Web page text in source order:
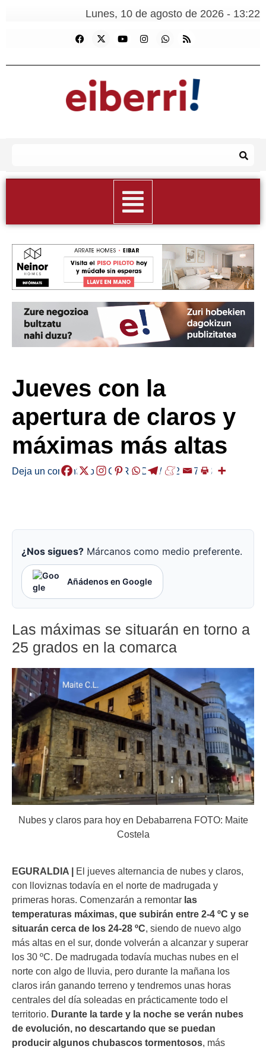
Lunes, 10 de agosto de 2026 - 13:22
Jueves con la
apertura de claros y
máximas más altas
Deja un comentario /EGURALDIA/ 2025-07-03
¿Nos sigues? Márcanos como medio preferente.
Añádenos en Google
Las máximas se situarán en torno a
25 grados en la comarca
Nubes y claros para hoy en Debabarrena FOTO: Maite
Costela
EGURALDIA | El jueves alternancia de nubes y claros,
con lloviznas todavía en el norte de madrugada y
primeras horas. Comenzarán a remontar las
temperaturas máximas, que subirán entre 2-4 ºC y se
situarán cerca de los 24-28 ºC, siendo de nuevo algo
más altas en el sur, donde volverán a alcanzar y superar
los 30 ºC. De madrugada todavía muchas nubes en el
norte con algo de lluvia, pero durante la mañana los
claros irán ganando terreno y tendremos unas horas
centrales del día soleadas en prácticamente todo el
territorio. Durante la tarde y la noche se verán nubes
de evolución, no descartando que se puedan
producir algunos chubascos tormentosos, más